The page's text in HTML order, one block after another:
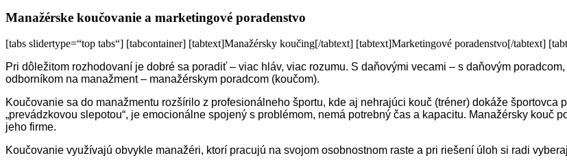
Manažérske koučovanie a marketingové poradenstvo
[tabs slidertype=“top tabs“] [tabcontainer] [tabtext]Manažérsky koučing[/tabtext] [tabtext]Marketingové poradenstvo[/tabtext]
Pri dôležitom rozhodovaní je dobré sa poradiť – viac hláv, viac rozumu. S daňovými vecami – s daňovým
odborníkom na manažment – manažérskym poradcom (koučom).
Koučovanie sa do manažmentu rozšírilo z profesionálneho športu, kde aj nehrajúci kouč (tréner) dokáže
„prevádzkovou slepotou“, je emocionálne spojený s problémom, nemá potrebný čas a kapacitu. Manažérsky kouč
jeho firme.
Koučovanie využívajú obvykle manažéri, ktorí pracujú na svojom osobnostnom raste a pri riešení úloh si radi